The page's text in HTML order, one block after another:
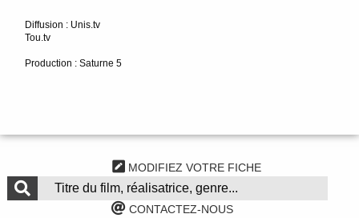
Diffusion : Unis.tv
Tou.tv
Production : Saturne 5
MODIFIEZ VOTRE FICHE
CONTACTEZ-NOUS